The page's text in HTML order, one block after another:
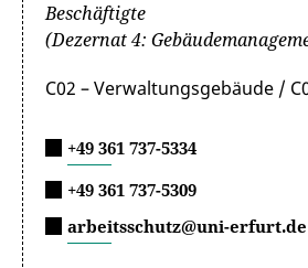
Beschäftigte
(Dezernat 4:
C02 – Verwaltungsgebäude /
+49 361 737-5334
+49 361 737-5309
arbeitsschutz@uni-erfurt.de